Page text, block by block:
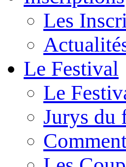
Les
Le Festival
Le
Jurys du